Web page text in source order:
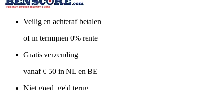
Veilig en achteraf betalen
of in termijnen 0% rente
Gratis verzending
vanaf € 50 in NL en BE
Niet goed, geld terug